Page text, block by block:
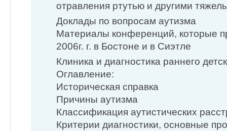
отравления ртутью и другими
Доклады по вопросам аутизма
Материалы конференций, которые
2006г. г. в Бостоне и в Сиэтле
Клиника и диагностика раннего
Оглавление:
Историческая справка
Причины аутизма
Классификация аутистических
Критерии диагностики, основные